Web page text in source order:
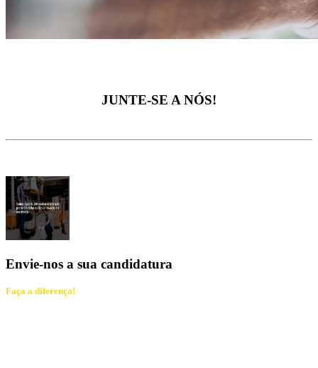
JUNTE-SE A NÓS!
Envie-nos a sua candidatura
Faça a diferença!